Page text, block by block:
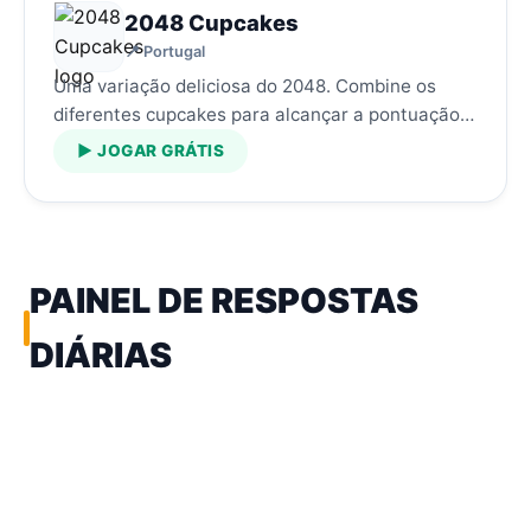
2048 Cupcakes
📍 Portugal
Uma variação deliciosa do 2048. Combine os
diferentes cupcakes para alcançar a pontuação
máxima.…
▶ JOGAR GRÁTIS
PAINEL DE RESPOSTAS
DIÁRIAS